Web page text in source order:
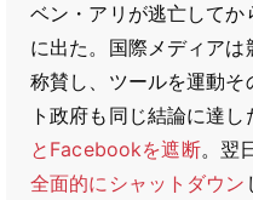
ベン・アリが逃亡してか
に出た。国際メディアは
称賛し、ツールを運動
ト政府も同じ結論に達
とFacebookを遮断。翌
全面的にシャットダウン